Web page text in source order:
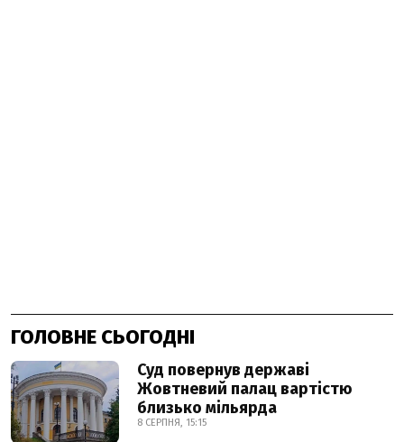
ГОЛОВНЕ СЬОГОДНІ
Суд повернув державі
Жовтневий палац вартістю
близько мільярда
8 СЕРПНЯ, 15:15